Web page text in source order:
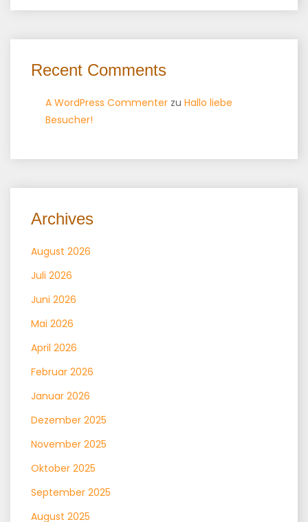
Recent Comments
A WordPress Commenter zu Hallo liebe
Besucher!
Archives
August 2026
Juli 2026
Juni 2026
Mai 2026
April 2026
Februar 2026
Januar 2026
Dezember 2025
November 2025
Oktober 2025
September 2025
August 2025